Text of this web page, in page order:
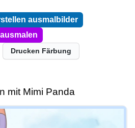
ausmalbilder
Drucken Färbung
mit Mimi Panda